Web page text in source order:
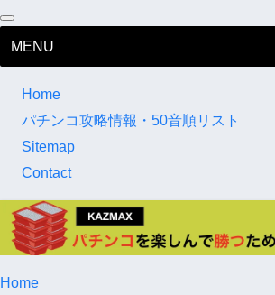
MENU
Home
パチンコ攻略情報・50音順リスト
Sitemap
Contact
Home